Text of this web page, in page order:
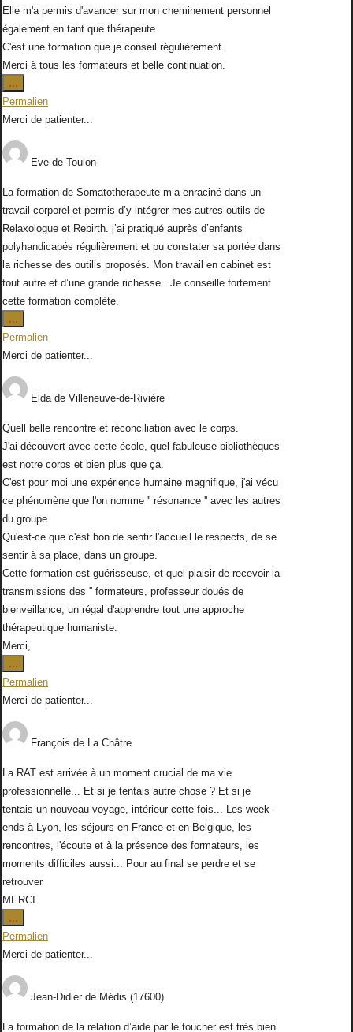
Elle m'a permis d'avancer sur mon cheminement personnel
également en tant que thérapeute.
C'est une formation que je conseil régulièrement.
Merci à tous les formateurs et belle continuation.
...
cette
boîte
méta.
Permalien
Merci de patienter...
Eve de Toulon
La formation de Somatotherapeute m’a enraciné dans un
travail corporel et permis d’y intégrer mes autres outils de
Relaxologue et Rebirth. j’ai pratiqué auprès d’enfants
polyhandicapés régulièrement et pu constater sa portée dans
la richesse des outills proposés. Mon travail en cabinet est
tout autre et d’une grande richesse . Je conseille fortement
cette formation complète.
...
cette
boîte
méta.
Permalien
Merci de patienter...
Elda de Villeneuve-de-Rivière
Quell belle rencontre et réconciliation avec le corps.
J'ai découvert avec cette école, quel fabuleuse bibliothèques
est notre corps et bien plus que ça.
C'est pour moi une expérience humaine magnifique, j'ai vécu
ce phénomène que l'on nomme '' résonance '' avec les autres
du groupe.
Qu'est-ce que c'est bon de sentir l'accueil le respects, de se
sentir à sa place, dans un groupe.
Cette formation est guérisseuse, et quel plaisir de recevoir la
transmissions des '' formateurs, professeur doués de
bienveillance, un régal d'apprendre tout une approche
thérapeutique humaniste.
Merci,
...
cette
boîte
méta.
Permalien
Merci de patienter...
François de La Châtre
La RAT est arrivée à un moment crucial de ma vie
professionnelle... Et si je tentais autre chose ? Et si je
tentais un nouveau voyage, intérieur cette fois... Les week-
ends à Lyon, les séjours en France et en Belgique, les
rencontres, l'écoute et à la présence des formateurs, les
moments difficiles aussi... Pour au final se perdre et se
retrouver
MERCI
...
cette
boîte
méta.
Permalien
Merci de patienter...
Jean-Didier de Médis (17600)
La formation de la relation d’aide par le toucher est très bien